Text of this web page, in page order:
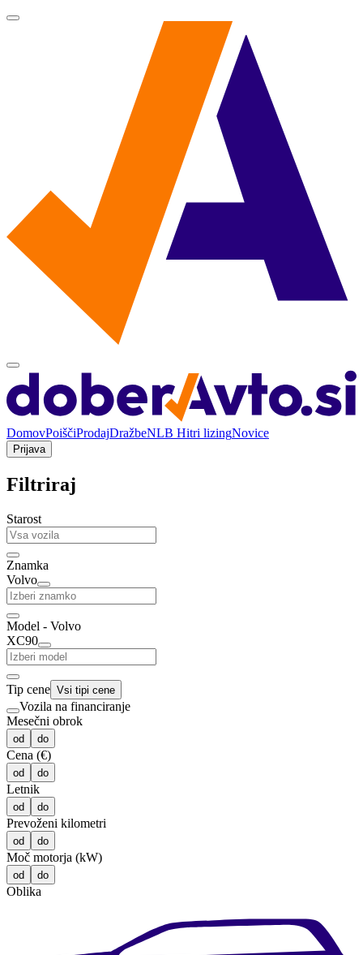
DomovPoiščiProdajDražbeNLB Hitri lizingNovice
Prijava
Filtriraj
Starost
Znamka
Volvo
Model - Volvo
XC90
Tip cene Vsi tipi cene
Vozila na financiranje
Mesečni obrok
od do
Cena (€)
od do
Letnik
od do
Prevoženi kilometri
od do
Moč motorja (kW)
od do
Oblika